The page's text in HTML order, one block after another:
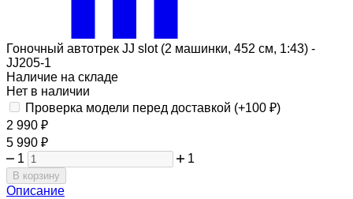
Гоночный автотрек JJ slot (2 машинки, 452 см, 1:43) -
JJ205-1
Наличие на складе
Нет в наличии
Проверка модели перед доставкой (+100 ₽)
2 990 ₽
5 990 ₽
1
1
В корзину
Описание